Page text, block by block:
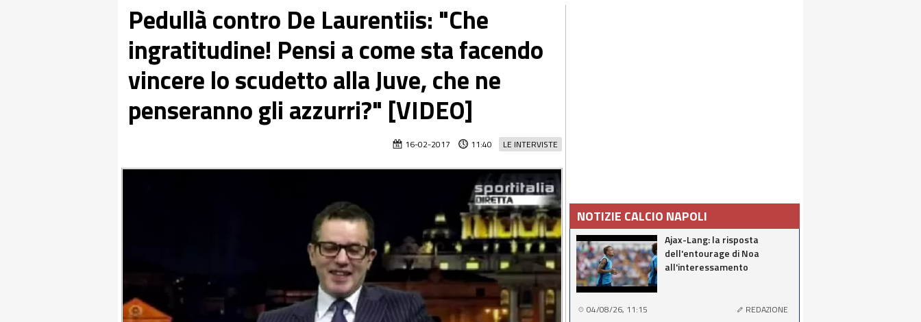
Pedullà contro De Laurentiis: "Che
ingratitudine! Pensi a come sta facendo
vincere lo scudetto alla Juve, che ne
penseranno gli azzurri?" [VIDEO]
LE INTERVISTE
16-02-2017 11:40
NOTIZIE CALCIO NAPOLI
Ajax-Lang: la risposta
dell'entourage di Noa
all'interessamento
04/08/26, 11:15 REDAZIONE